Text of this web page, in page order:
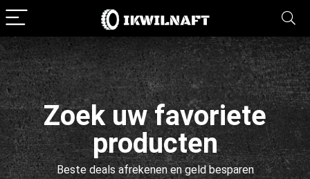
Zoek uw favoriete
producten
Beste deals afrekenen en geld besparen